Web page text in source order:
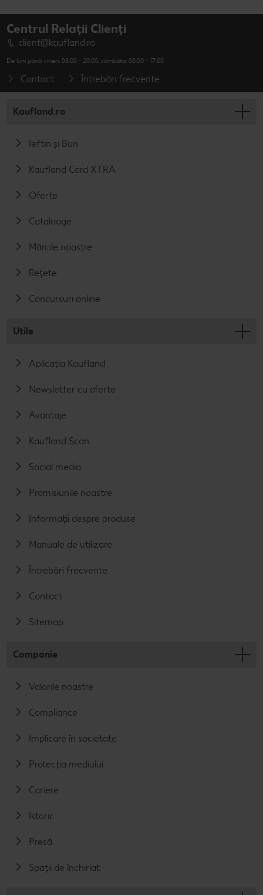
Centrul Relații Clienți
client@kaufland.ro
De luni până vineri: 08:00 - 20:00; sâmbăta: 08:00 - 17:00
Contact Întrebări frecvente
Kaufland.ro
Ieftin și Bun
Kaufland Card XTRA
Oferte
Cataloage
Mărcile noastre
Rețete
Concursuri online
Utile
Aplicația Kaufland
Newsletter cu oferte
Avantaje
Kaufland Scan
Social media
Promisiunile noastre
Informații despre produse
Manuale de utilizare
Întrebări frecvente
Contact
Sitemap
Companie
Valorile noastre
Compliance
Implicare în societate
Protecția mediului
Cariere
Istoric
Presă
Spații de închiriat